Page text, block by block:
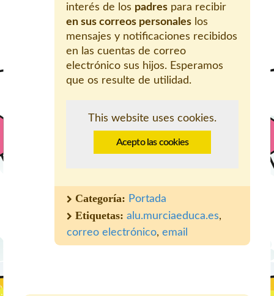
interés de los padres para recibir
en sus correos personales los
mensajes y notificaciones recibidos
en las cuentas de correo
electrónico sus hijos. Esperamos
que os resulte de utilidad.
This website uses cookies.
Acepto las cookies
Categoría: Portada
Etiquetas: alu.murciaeduca.es,
correo electrónico, email